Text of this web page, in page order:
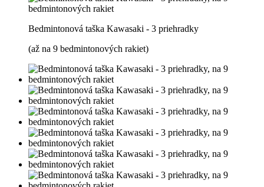
Bedmintonová taška Kawasaki - 3 priehradky
(až na 9 bedmintonových rakiet)